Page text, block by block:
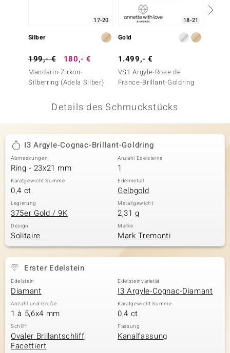
BY DE MELO
Classics
17-20
Silber
199,- € 180,- €
Mandarin-Zirkon-
Silberring (Adela Silber)
18-21
Gold
1.499,- €
VS1 Argyle-Rose de
France-Brillant-Goldring
Details des Schmuckstücks
I3 Argyle-Cognac-Brillant-Goldring
Abmessungen
Ring - 23x21 mm
Anzahl Edelsteine
1
Karatgewicht Summe
0,4 ct
Edelmetall
Gelbgold
Legierung
375er Gold / 9K
Metallgewicht
2,31 g
Design
Solitaire
Marke
Mark Tremonti
Erster Edelstein
Edelstein
Diamant
Edelsteinvarietät
I3 Argyle-Cognac-Diamant
Anzahl und Größe
1 à 5,6x4 mm
Karatgewicht Summe
0,4 ct
Schliff
Ovaler Brillantschliff,
Facettiert
Fassung
Kanalfassung